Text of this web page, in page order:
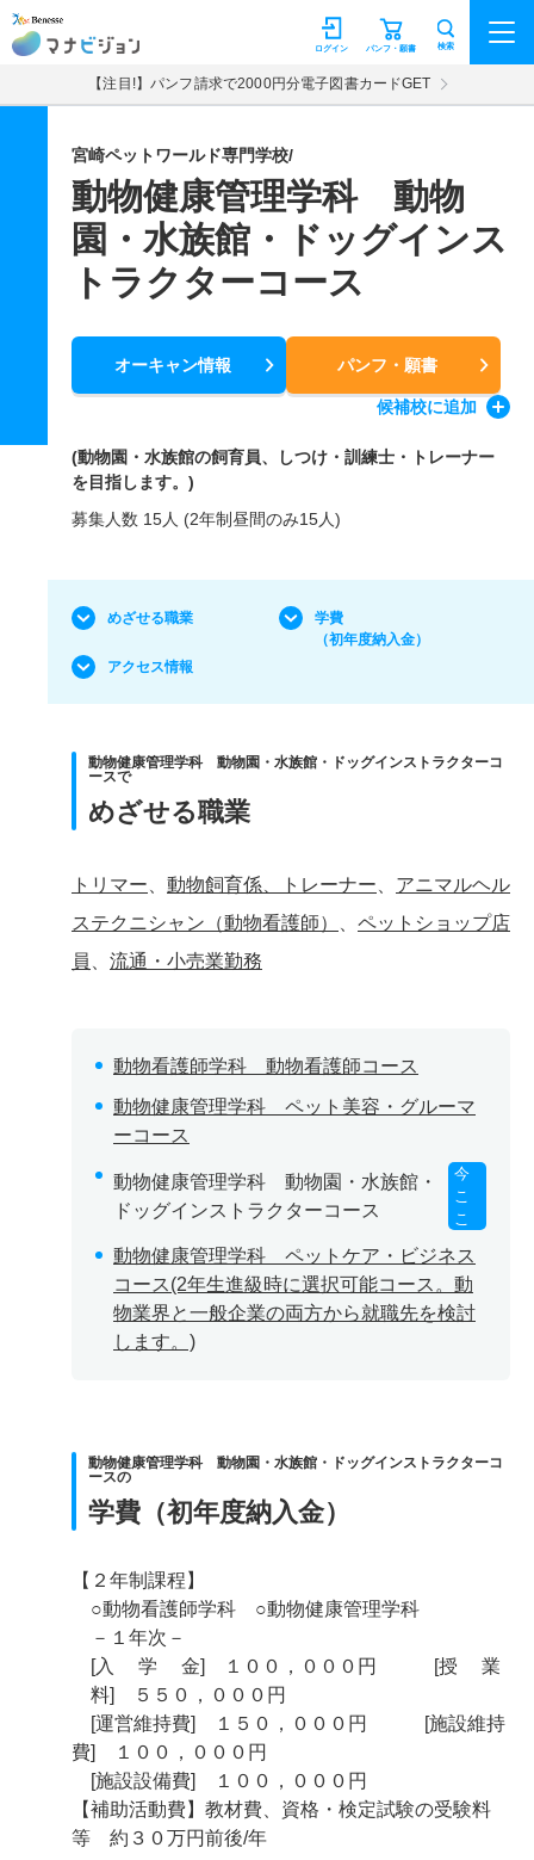
マナビジョン パンフ・願書
ログイン 検索
【注目!】パンフ請求で2000円分電子図書カードGET
宮崎ペットワールド専門学校/
動物健康管理学科 動物
園・水族館・ドッグインス
トラクターコース
オーキャン情報 パンフ・願書
候補校に追加
(動物園・水族館の飼育員、しつけ・訓練士・トレーナー
を目指します。)
募集人数 15人 (2年制昼間のみ15人)
めざせる職業
学費
（初年度納入金）
アクセス情報
動物健康管理学科 動物園・水族館・ドッグインストラクターコ
ースで
めざせる職業
トリマー 動物飼育係、トレーナー
アニマルヘル
ステクニシャン（動物看護師）
ペットショップ店
員
流通・小売業勤務
動物看護師学科 動物看護師コース
動物健康管理学科 ペット美容・グルーマ
ーコース
動物健康管理学科 動物園・水族館・
ドッグインストラクターコース
今
こ
こ
動物健康管理学科 ペットケア・ビジネス
コース(2年生進級時に選択可能コース。動
物業界と一般企業の両方から就職先を検討
します。)
動物健康管理学科 動物園・水族館・ドッグインストラクターコ
ースの
学費（初年度納入金）
【２年制課程】
○動物看護師学科 ○動物健康管理学科
－１年次－
[入 学 金] １００，０００円 [授 業
料] ５５０，０００円
[運営維持費] １５０，０００円 [施設維持
費] １００，０００円
[施設設備費] １００，０００円
【補助活動費】教材費、資格・検定試験の受験料
等 約３０万円前後/年